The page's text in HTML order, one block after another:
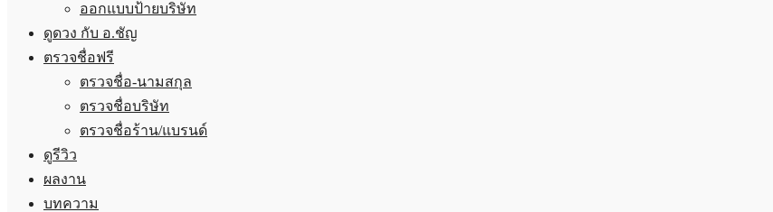
ออกแบบป้ายบริษัท
ดูดวง กับ อ.ชัญ
ตรวจชื่อฟรี
ตรวจชื่อ-นามสกุล
ตรวจชื่อบริษัท
ตรวจชื่อร้าน/แบรนด์
ดูรีวิว
ผลงาน
บทความ